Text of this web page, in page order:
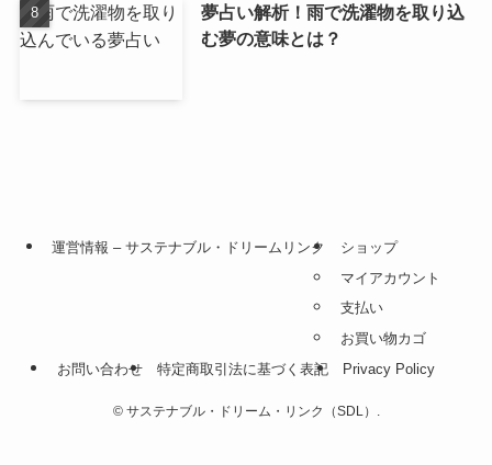
夢占い解析！雨で洗濯物を取り込
む夢の意味とは？
運営情報 – サステナブル・ドリームリンク
ショップ
マイアカウント
支払い
お買い物カゴ
お問い合わせ
特定商取引法に基づく表記 Privacy Policy
©サステナブル・ドリーム・リンク（SDL）.